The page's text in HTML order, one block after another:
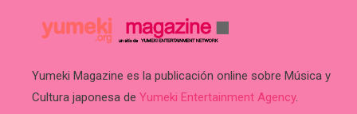
Yumeki Magazine es la publicación online sobre Música y
Cultura japonesa de Yumeki Entertainment Agency.